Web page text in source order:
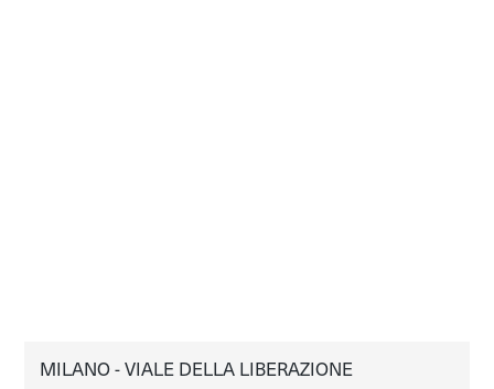
MILANO AFFITTO
MILANO - VIALE DELLA LIBERAZIONE